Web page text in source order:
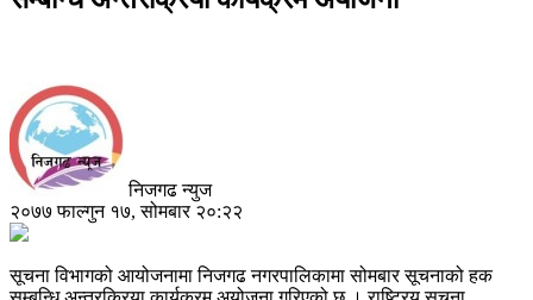
निजगढ न्युज
२०७७ फाल्गुन १७, सोमबार २०:२२
सूचना विभागको आयोजनामा निजगढ नगरपालिकामा सोमबार सूचनाको हक